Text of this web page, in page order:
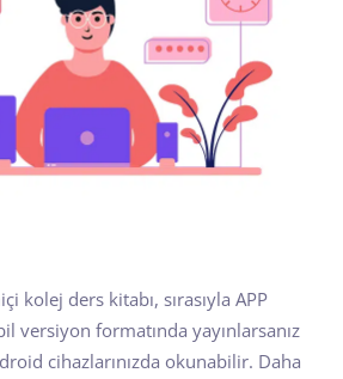
kolej ders kitabı, sırasıyla APP
versiyon formatında yayınlarsanız
cihazlarınızda okunabilir. Daha